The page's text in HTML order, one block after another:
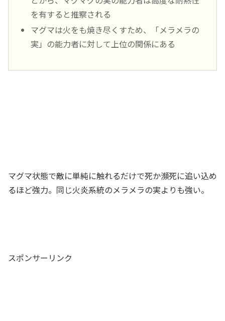
を有すると推察される
マグマは火をも焼き尽くすため、「メラメラの
実」の能力者に対して上位の関係にある
マグマ状態で敵に単純に触れるだけで死か瀕死に追い込め
るほど強力。同じ火炎系統のメラメラの実よりも強い。
スポンサーリンク